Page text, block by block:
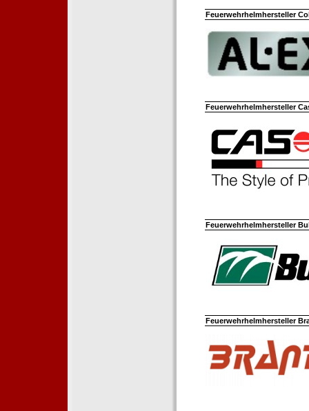
Feuerwehrhelmhersteller
Feuerwehrhelmhersteller
Feuerwehrhelmhersteller
Feuerwehrhelmhersteller